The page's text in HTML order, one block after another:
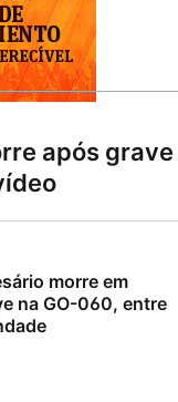
após grave
morre em
na GO-060, entre